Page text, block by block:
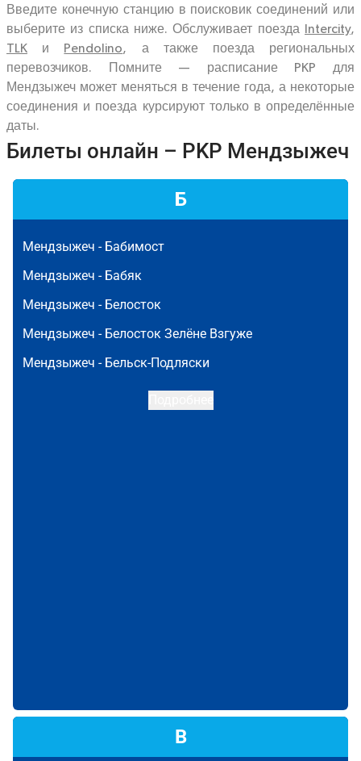
Введите конечную станцию в поисковик соединений или
выберите из списка ниже. Обслуживает поезда
Intercity,
TLK и Pendolino, а также поезда региональных
перевозчиков. Помните — расписание PKP для
Мендзыжеч может меняться в течение года, а некоторые
соединения и поезда курсируют только в определённые
даты.
Билеты онлайн – PKP Мендзыжеч
Б
Мендзыжеч - Бабимост
Мендзыжеч - Бабяк
Мендзыжеч - Белосток
Мендзыжеч - Белосток Зелёне Взгуже
Мендзыжеч - Бельск-Подляски
В